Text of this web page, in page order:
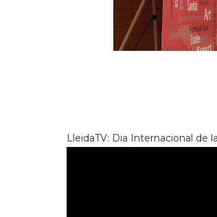
LleidaTV: Dia Internacional de